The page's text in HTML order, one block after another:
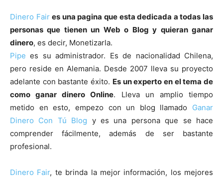
Dinero Fair es una pagina que esta dedicada a todas las
personas que tienen un Web o Blog y quieran ganar
dinero, es decir, Monetizarla.
Pipe es su administrador. Es de nacionalidad Chilena,
pero reside en Alemania. Desde 2007 lleva su proyecto
adelante con bastante éxito. Es un experto en el tema de
como ganar dinero Online. Lleva un amplio tiempo
metido en esto, empezo con un blog llamado Ganar
Dinero Con Tú Blog y es una persona que se hace
comprender fácilmente, además de ser bastante
profesional.
Dinero Fair, te brinda la mejor información, los mejores